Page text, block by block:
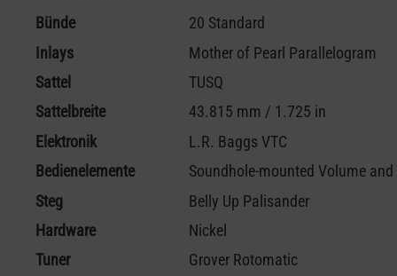
Bünde
20 Standard
Inlays
Mother of Pearl Parallelogram
Sattel
TUSQ
Sattelbreite
43.815 mm / 1.725 in
Elektronik
L.R. Baggs VTC
Bedienelemente
Soundhole-mounted Volume and
Steg
Belly Up Palisander
Hardware
Nickel
Tuner
Grover Rotomatic